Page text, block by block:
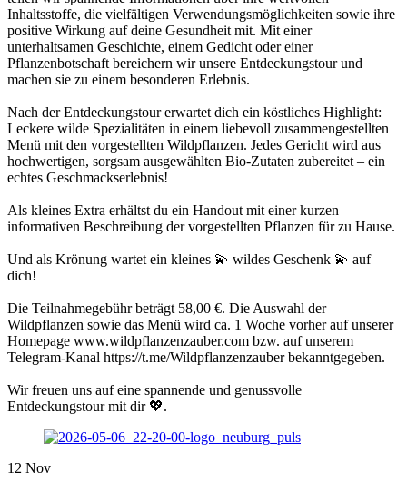
Inhaltsstoffe, die vielfältigen Verwendungsmöglichkeiten sowie ihre
positive Wirkung auf deine Gesundheit mit. Mit einer
unterhaltsamen Geschichte, einem Gedicht oder einer
Pflanzenbotschaft bereichern wir unsere Entdeckungstour und
machen sie zu einem besonderen Erlebnis.
Nach der Entdeckungstour erwartet dich ein köstliches Highlight:
Leckere wilde Spezialitäten in einem liebevoll zusammengestellten
Menü mit den vorgestellten Wildpflanzen. Jedes Gericht wird aus
hochwertigen, sorgsam ausgewählten Bio-Zutaten zubereitet – ein
echtes Geschmackserlebnis!
Als kleines Extra erhältst du ein Handout mit einer kurzen
informativen Beschreibung der vorgestellten Pflanzen für zu Hause.
Und als Krönung wartet ein kleines 💫 wildes Geschenk 💫 auf
dich!
Die Teilnahmegebühr beträgt 58,00 €. Die Auswahl der
Wildpflanzen sowie das Menü wird ca. 1 Woche vorher auf unserer
Homepage www.wildpflanzenzauber.com bzw. auf unserem
Telegram-Kanal https://t.me/Wildpflanzenzauber bekanntgegeben.
Wir freuen uns auf eine spannende und genussvolle
Entdeckungstour mit dir 💖.
12 Nov